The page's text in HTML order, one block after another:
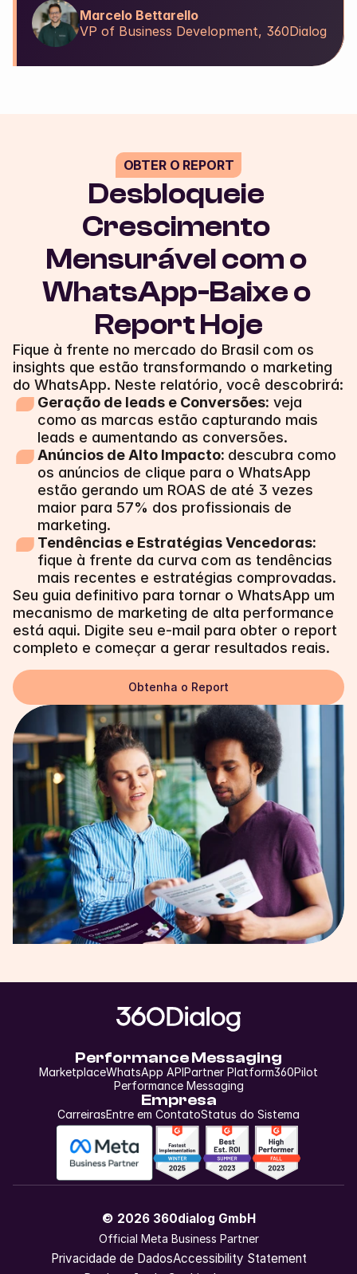
Marcelo Bettarello
VP of Business Development, 360Dialog
OBTER O REPORT
Desbloqueie
Crescimento
Mensurável com o
WhatsApp-Baixe o
Report Hoje
Fique à frente no mercado do Brasil com os
insights que estão transformando o marketing
do WhatsApp. Neste relatório, você descobrirá:
Geração de leads e Conversões: veja
como as marcas estão capturando mais
leads e aumentando as conversões.
Anúncios de Alto Impacto: descubra como
os anúncios de clique para o WhatsApp
estão gerando um ROAS de até 3 vezes
maior para 57% dos profissionais de
marketing.
fique à frente da curva com as tendências
mais recentes e estratégias comprovadas.
Seu guia definitivo para tornar o WhatsApp um
mecanismo de marketing de alta performance
está aqui. Digite seu e-mail para obter o report
completo e começar a gerar resultados reais.
Obtenha o Report
Performance Messaging
MarketplaceWhatsApp APIPartner Platform360Pilot
Performance Messaging
Empresa
CarreirasEntre em ContatoStatus do Sistema
© 2026 360dialog GmbH
Official Meta Business Partner
Privacidade de DadosAccessibility Statement